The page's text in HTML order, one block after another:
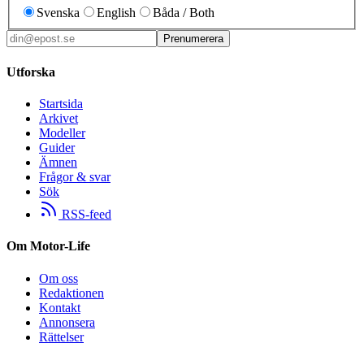
Svenska
English Båda / Both
Prenumerera
Utforska
Startsida
Arkivet
Modeller
Guider
Ämnen
Frågor & svar
Sök
RSS-feed
Om Motor-Life
Om oss
Redaktionen
Kontakt
Annonsera
Rättelser